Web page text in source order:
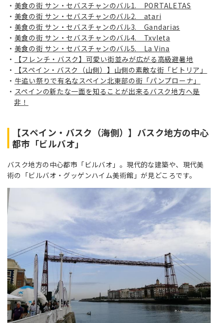
美食の街 サン・セバスチャンのバル1. PORTALETAS
美食の街 サン・セバスチャンのバル2. atari
美食の街 サン・セバスチャンのバル3. Gandarias
美食の街 サン・セバスチャンのバル4. Txvleta
美食の街 サン・セバスチャンのバル5. La Vina
【フレンチ・バスク】可愛い街並みが広がる高級避暑地
【スペイン・バスク（山側）】山側の素敵な街「ビトリア」
牛追い祭りで有名なスペイン北東部の街「パンプローナ」
スペインの新たな一面を知ることが出来るバスク地方へ是
非！
【スペイン・バスク（海側）】 バスク地方の中心
都市 「ビルバオ」
バスク地方の中心都市「ビルバオ」。現代的な建築や、現代美
術の「ビルバオ・グッゲンハイム美術館」が見どころです。